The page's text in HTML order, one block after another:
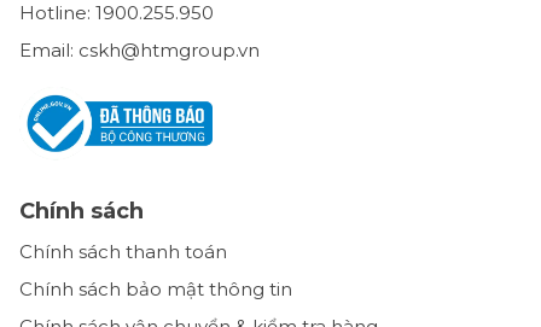
Hotline: 1900.255.950
Email: cskh@htmgroup.vn
Chính sách
Chính sách thanh toán
Chính sách bảo mật thông tin